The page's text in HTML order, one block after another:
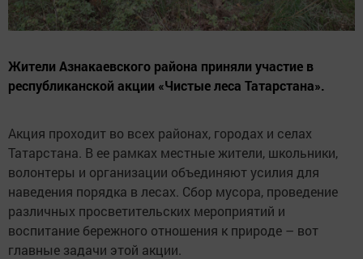
Жители Азнакаевского района приняли участие в
республиканской акции «Чистые леса Татарстана».
Акция проходит во всех районах, городах и селах
Татарстана. В ее рамках местные жители, школьники,
волонтеры и организации объединяют усилия для
наведения порядка в лесах. Сбор мусора, проведение
различных просветительских мероприятий и
воспитание бережного отношения к природе – вот
главные задачи этой акции.